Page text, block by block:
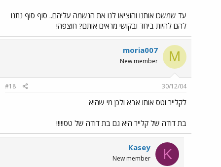
עד שמשכו אותנו והוציאו לנו את הנשמה עליהם.. סוף סוף נתנו
להם להיות ביחד ובקושי מראים אותם? חוצפה!
M
moria007
New member
30/12/04
#18
לקלייר וטס אותו אבא ולכן מי שהיא
בת דודה של קלייר היא גם בת דודה של טס!!!!!
K
Kasey
New member